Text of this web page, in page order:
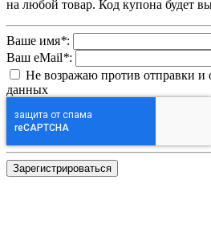
на любой товар. Код купона будет
Ваше имя*:
Ваш eMail*:
Не возражаю против отправки и
данных